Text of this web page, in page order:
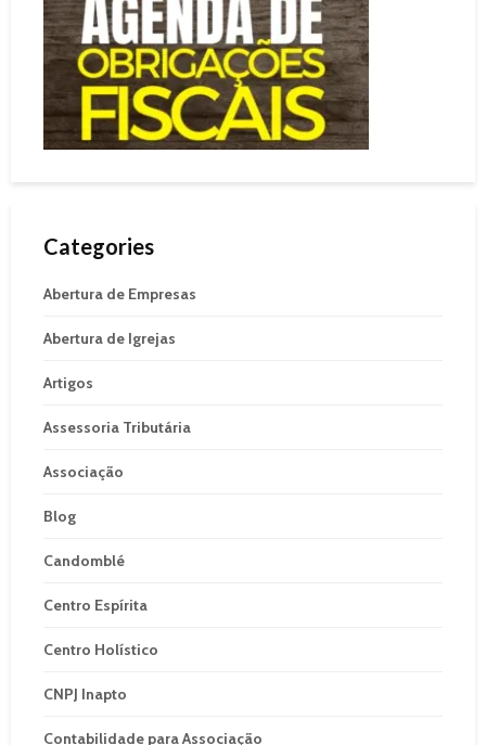
Categories
Abertura de Empresas
Abertura de Igrejas
Artigos
Assessoria Tributária
Associação
Blog
Candomblé
Centro Espírita
Centro Holístico
CNPJ Inapto
Contabilidade para Associação